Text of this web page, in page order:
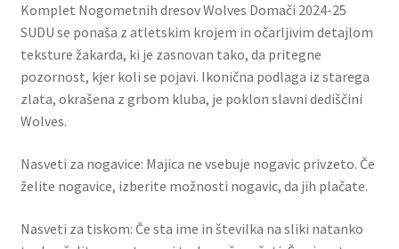
Komplet Nogometnih dresov Wolves Domači 2024-25
SUDU se ponaša z atletskim krojem in očarljivim detajlom
teksture žakarda, ki je zasnovan tako, da pritegne
pozornost, kjer koli se pojavi. Ikonična podlaga iz starega
zlata, okrašena z grbom kluba, je poklon slavni dediščini
Wolves.
Nasveti za nogavice: Majica ne vsebuje nogavic privzeto. Če
želite nogavice, izberite možnosti nogavic, da jih plačate.
Nasveti za tiskom: Če sta ime in številka na sliki natanko